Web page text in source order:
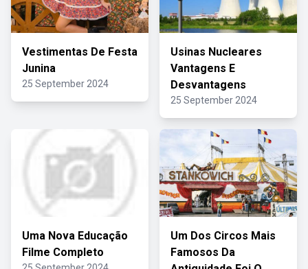
Vestimentas De Festa
Junina
25 September 2024
Usinas Nucleares
Vantagens E
Desvantagens
25 September 2024
Uma Nova Educação
Filme Completo
Um Dos Circos Mais
Famosos Da